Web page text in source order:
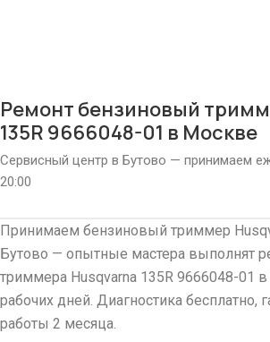
Ремонт бензиновый
135R 9666048-01 в Москве
Сервисный центр в Бутово — принимаем
20:00
Принимаем бензиновый триммер
Бутово — опытные мастера выполнят
триммера Husqvarna 135R 9666048-01 в
рабочих дней. Диагностика бесплатно,
работы 2 месяца.